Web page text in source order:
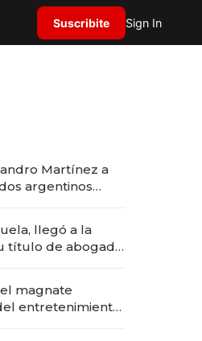
Suscribite Sign In
Martínez a
argentinos
llegó a la
título de abogado
magnate
entretenimiento